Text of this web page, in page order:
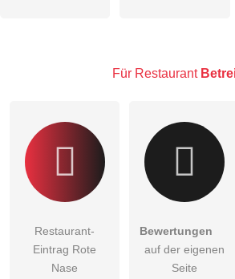
Besucher sichtbar.
Für Restaurant
Restaurant-
Eintrag Rote
Nase
Bewertungen
auf der eigenen
Seite